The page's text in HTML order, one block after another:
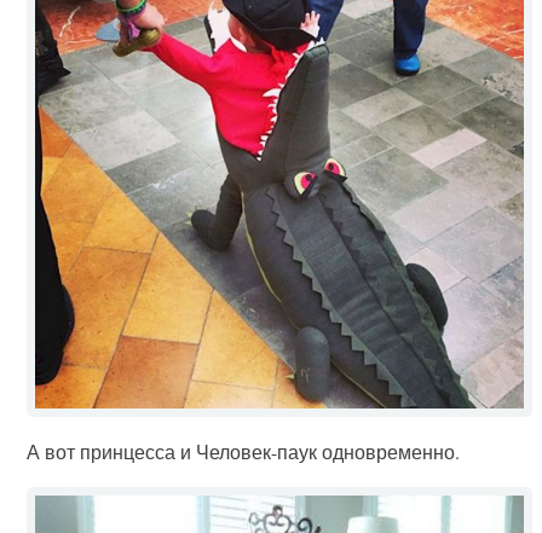
А вот принцесса и Человек-паук одновременно.